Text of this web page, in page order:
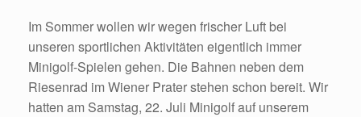
Im Sommer wollen wir wegen frischer Luft bei
unseren sportlichen Aktivitäten eigentlich immer
Minigolf-Spielen gehen. Die Bahnen neben dem
Riesenrad im Wiener Prater stehen schon bereit. Wir
hatten am Samstag, 22. Juli Minigolf auf unserem